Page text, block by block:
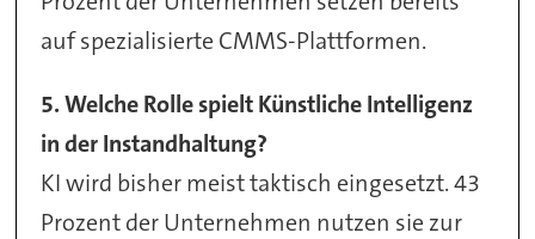
auf spezialisierte CMMS-Plattformen.
5. Welche Rolle spielt Künstliche Intelligenz
in der Instandhaltung?
KI wird bisher meist taktisch eingesetzt. 43
Prozent der Unternehmen nutzen sie zur